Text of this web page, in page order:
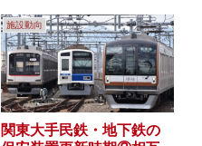
施設動向
関東大手民鉄・地下鉄の